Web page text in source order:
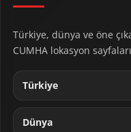
Türkiye, dünya ve öne
CUMHA lokasyon
Türkiye
Dünya